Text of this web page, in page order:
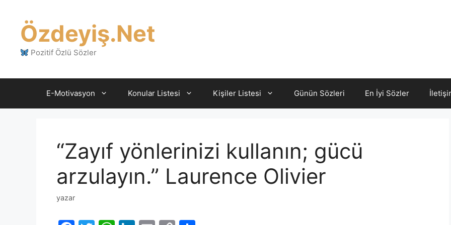
Özdeyiş.Net
Pozitif Özlü Sözler
E-Motivasyon Konular Listesi Kişiler Listesi Günün Sözleri En İyi Sözler
“Zayıf yönlerinizi kullanın; gücü
arzulayın.” Laurence Olivier
yazar